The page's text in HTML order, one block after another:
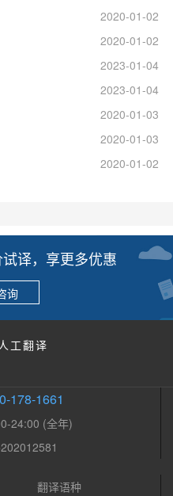
2020-01-02
2020-01-02
2023-01-04
2023-01-04
2020-01-03
2020-01-03
2020-01-02
译，享更多优惠
询
工翻译
178-1661
24:00 (全年)
翻译语种